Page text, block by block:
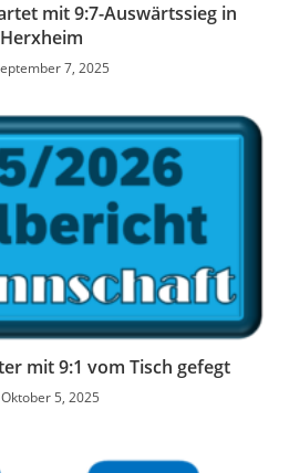
mit 9:7-Auswärtssieg in
Herxheim
7, 2025
mit 9:1 vom Tisch gefegt
Oktober 5, 2025